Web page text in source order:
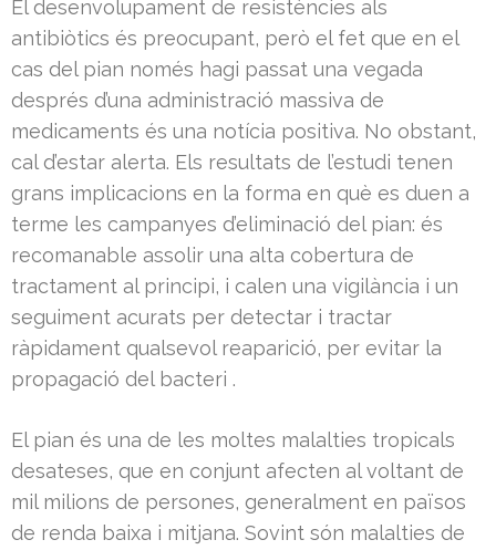
El desenvolupament de resistències als
antibiòtics és preocupant, però el fet que en el
cas del pian només hagi passat una vegada
després d’una administració massiva de
medicaments és una notícia positiva. No obstant,
cal d’estar alerta. Els resultats de l’estudi tenen
grans implicacions en la forma en què es duen a
terme les campanyes d’eliminació del pian: és
recomanable assolir una alta cobertura de
tractament al principi, i calen una vigilància i un
seguiment acurats per detectar i tractar
ràpidament qualsevol reaparició, per evitar la
propagació del bacteri .
El pian és una de les moltes malalties tropicals
desateses, que en conjunt afecten al voltant de
mil milions de persones, generalment en països
de renda baixa i mitjana. Sovint són malalties de